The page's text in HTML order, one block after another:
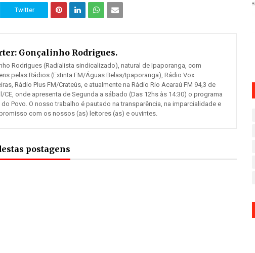
Twitter
Gonçalinho Rodrigues.
Rodrigues (Radialista sindicalizado), natural de Ipaporanga, com
pelas Rádios (Extinta FM/Águas Belas/Ipaporanga), Rádio Vox
Rádio Plus FM/Crateús, e atualmente na Rádio Rio Acaraú FM 94,3 de
CE, onde apresenta de Segunda a sábado (Das 12hs às 14:30) o programa
do Povo. O nosso trabalho é pautado na transparência, na imparcialidade e
com os nossos (as) leitores (as) e ouvintes.
postagens